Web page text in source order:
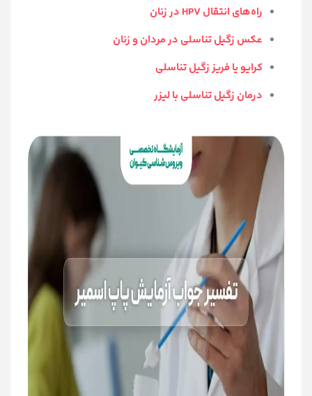
راه‌های انتقال HPV در زنان
عکس زگیل تناسلی در مردان و زنان
کرایو یا فریز زگیل تناسلی
درمان زگیل تناسلی با لیزر